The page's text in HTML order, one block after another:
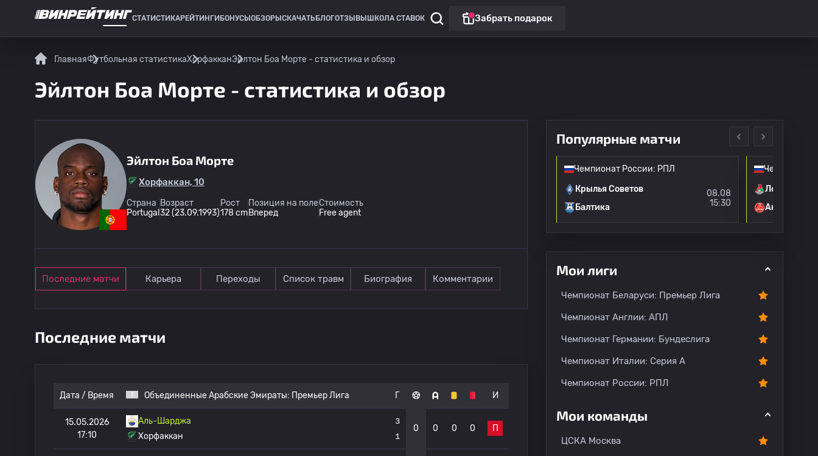
СТАТИСТИКАРЕЙТИНГИ БОНУСЫ ОБЗОРЫ СКАЧАТЬ БЛОГОТЗЫВЫ ШКОЛА СТАВОК Забрать подарок
ГлавнаяФутбольная статистикаХорфакканЭйлтон Боа Морте - статистика и обзор
Эйлтон Боа Морте - статистика и обзор
Эйлтон Боа Морте
Хорфаккан, 10
Страна
Portugal
Возраст
32 (23.09.1993)
Рост
178 cm
Позиция на поле
Вперед
Стоимость
Free agent
Последние матчи Карьера Переходы Список травм Биография Комментарии
Последние матчи
Дата / Время Объединенные Арабские Эмираты: Премьер Лига Г И
15.05.2026
17:10
Аль-Шарджа
Хорфаккан
3
1
0 0 0 0 П
Популярные матчи
Чемпионат России: РПЛ
Крылья Советов
Балтика
08.08
15:30
Чемпионат
Локомотив
Акрон
Мои лиги
Чемпионат Беларуси: Премьер Лига
Чемпионат Англии: АПЛ
Чемпионат Германии: Бундеслига
Чемпионат Италии: Серия А
Чемпионат России: РПЛ
Мои команды
ЦСКА Москва